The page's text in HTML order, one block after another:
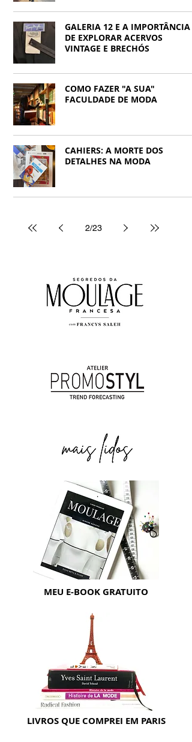
GALERIA 12 E A IMPORTÂNCIA
DE EXPLORAR ACERVOS
VINTAGE E BRECHÓS
COMO FAZER "A SUA"
FACULDADE DE MODA
CAHIERS: A MORTE DOS
DETALHES NA MODA
2/23
MEU E-BOOK GRATUITO
LIVROS QUE COMPREI EM PARIS